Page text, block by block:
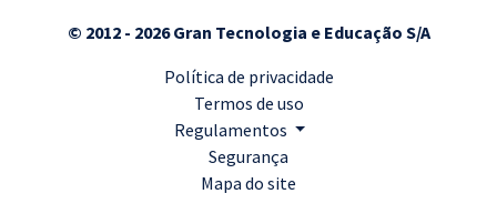
© 2012 - 2026 Gran Tecnologia e Educação S/A
Política de privacidade
Termos de uso
Regulamentos
Segurança
Mapa do site